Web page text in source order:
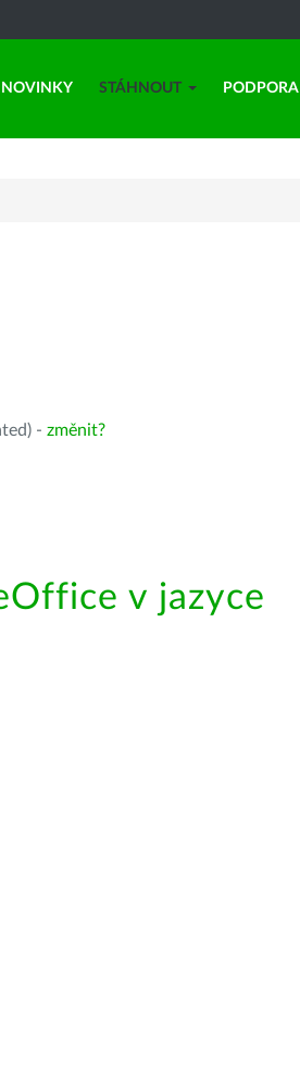
NOVINKY STÁHNOUT PODPORA
- změnit?
v jazyce